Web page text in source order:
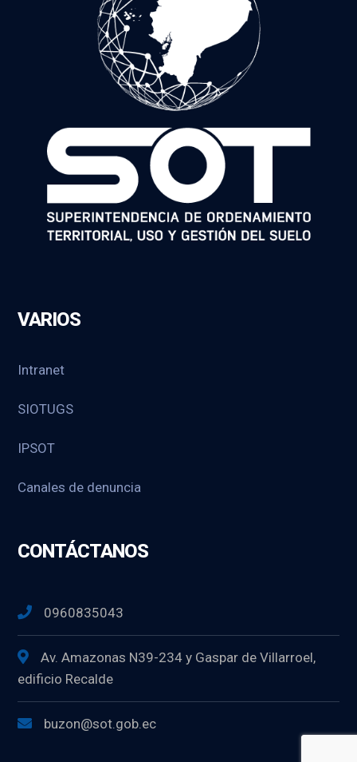
VARIOS
Intranet
SIOTUGS
IPSOT
Canales de denuncia
CONTÁCTANOS
0960835043
Av. Amazonas N39-234 y Gaspar de Villarroel,
edificio Recalde
buzon@sot.gob.ec